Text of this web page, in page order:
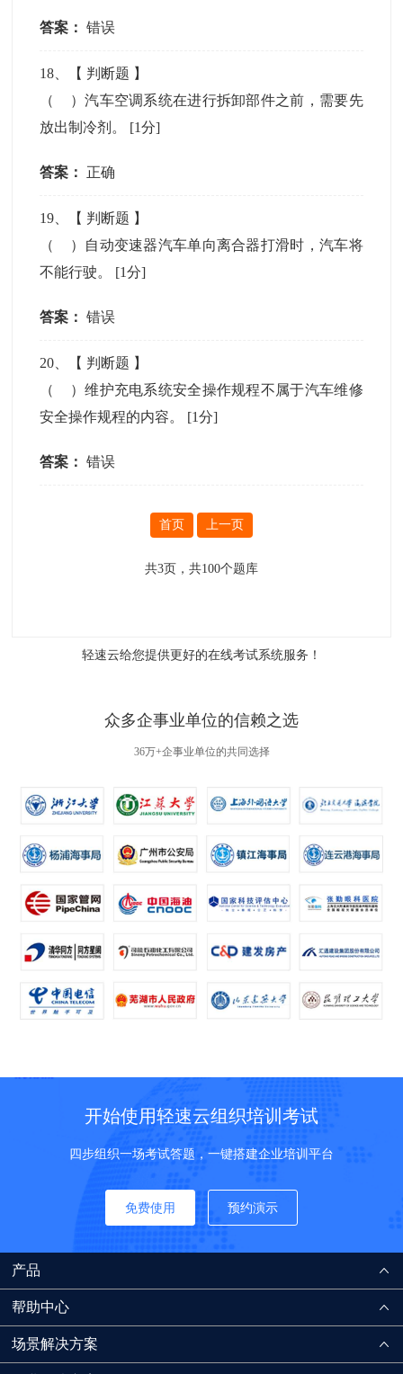
答案： 错误
18 、【 判断题 】
（ ）汽车空调系统在进行拆卸部件之前，需要先
放出制冷剂。 [1分]
答案： 正确
19 、【 判断题 】
（ ）自动变速器汽车单向离合器打滑时，汽车将
不能行驶。 [1分]
答案： 错误
20 、【 判断题 】
（ ）维护充电系统安全操作规程不属于汽车维修
安全操作规程的内容。 [1分]
答案： 错误
首页 上一页
共3页，共100个题库
轻速云给您提供更好的在线考试系统服务！
众多企事业单位的信赖之选
36万+企事业单位的共同选择
开始使用轻速云组织培训考试
四步组织一场考试答题，一键搭建企业培训平台
免费使用 预约演示
产品
帮助中心
场景解决方案